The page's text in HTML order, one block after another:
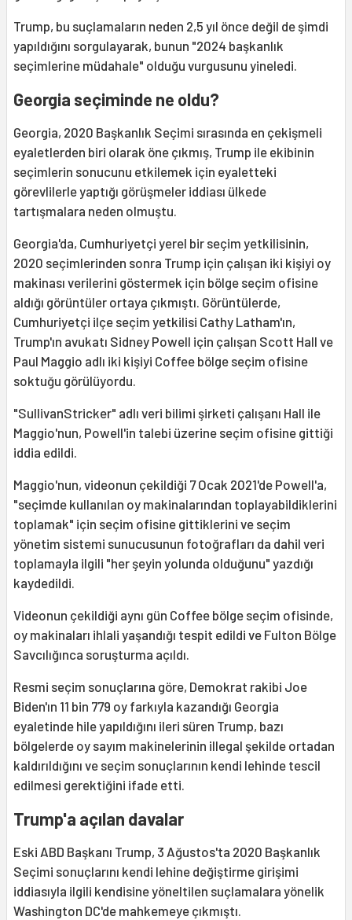
Trump, bu suçlamaların neden 2,5 yıl önce değil de şimdi
yapıldığını sorgulayarak, bunun "2024 başkanlık
seçimlerine müdahale" olduğu vurgusunu yineledi.
Georgia seçiminde ne oldu?
Georgia, 2020 Başkanlık Seçimi sırasında en çekişmeli
eyaletlerden biri olarak öne çıkmış, Trump ile ekibinin
seçimlerin sonucunu etkilemek için eyaletteki
görevlilerle yaptığı görüşmeler iddiası ülkede
tartışmalara neden olmuştu.
Georgia'da, Cumhuriyetçi yerel bir seçim yetkilisinin,
2020 seçimlerinden sonra Trump için çalışan iki kişiyi oy
makinası verilerini göstermek için bölge seçim ofisine
aldığı görüntüler ortaya çıkmıştı. Görüntülerde,
Cumhuriyetçi ilçe seçim yetkilisi Cathy Latham'ın,
Trump'ın avukatı Sidney Powell için çalışan Scott Hall ve
Paul Maggio adlı iki kişiyi Coffee bölge seçim ofisine
soktuğu görülüyordu.
"SullivanStricker" adlı veri bilimi şirketi çalışanı Hall ile
Maggio'nun, Powell'in talebi üzerine seçim ofisine gittiği
iddia edildi.
Maggio'nun, videonun çekildiği 7 Ocak 2021'de Powell'a,
"seçimde kullanılan oy makinalarından toplayabildiklerini
toplamak" için seçim ofisine gittiklerini ve seçim
yönetim sistemi sunucusunun fotoğrafları da dahil veri
toplamayla ilgili "her şeyin yolunda olduğunu" yazdığı
kaydedildi.
Videonun çekildiği aynı gün Coffee bölge seçim ofisinde,
oy makinaları ihlali yaşandığı tespit edildi ve Fulton Bölge
Savcılığınca soruşturma açıldı.
Resmi seçim sonuçlarına göre, Demokrat rakibi Joe
Biden'ın 11 bin 779 oy farkıyla kazandığı Georgia
eyaletinde hile yapıldığını ileri süren Trump, bazı
bölgelerde oy sayım makinelerinin illegal şekilde ortadan
kaldırıldığını ve seçim sonuçlarının kendi lehinde tescil
edilmesi gerektiğini ifade etti.
Trump'a açılan davalar
Eski ABD Başkanı Trump, 3 Ağustos'ta 2020 Başkanlık
Seçimi sonuçlarını kendi lehine değiştirme girişimi
iddiasıyla ilgili kendisine yöneltilen suçlamalara yönelik
Washington DC'de mahkemeye çıkmıştı.